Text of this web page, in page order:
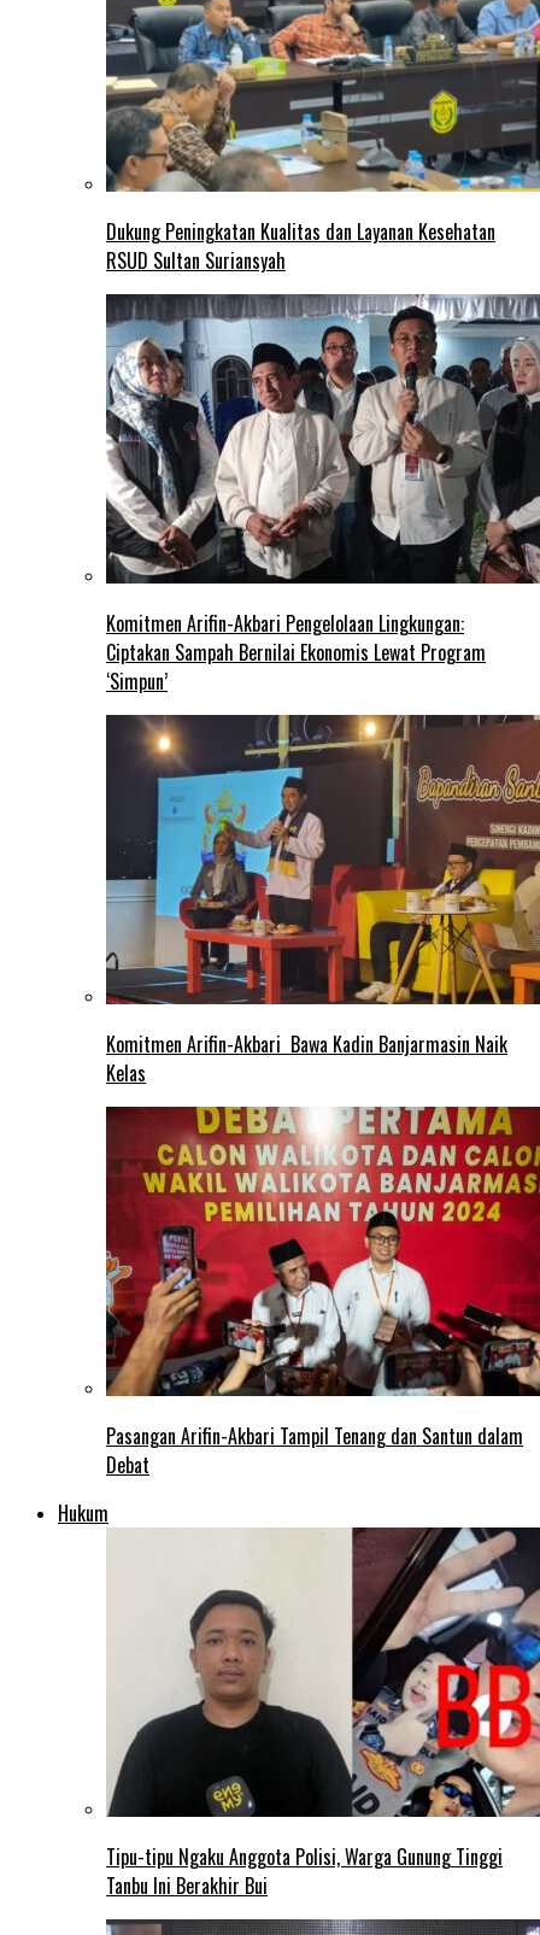
Dukung Peningkatan Kualitas dan Layanan Kesehatan
RSUD Sultan Suriansyah
Komitmen Arifin-Akbari Pengelolaan Lingkungan:
Ciptakan Sampah Bernilai Ekonomis Lewat Program
‘Simpun’
Komitmen Arifin-Akbari Bawa Kadin Banjarmasin Naik
Kelas
Pasangan Arifin-Akbari Tampil Tenang dan Santun dalam
Debat
Hukum
Tipu-tipu Ngaku Anggota Polisi, Warga Gunung Tinggi
Tanbu Ini Berakhir Bui